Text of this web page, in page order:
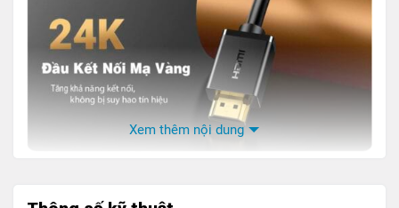
Xem thêm nội dung